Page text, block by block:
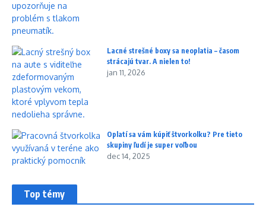
Lacné strešné boxy sa neoplatia – časom
strácajú tvar. A nielen to!
jan 11, 2026
Oplatí sa vám kúpiť štvorkolku? Pre tieto
skupiny ľudí je super voľbou
dec 14, 2025
Top témy